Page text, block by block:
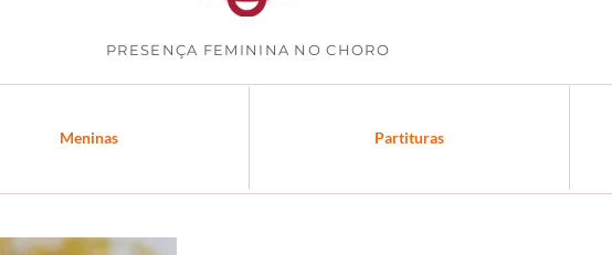
PRESENÇA FEMININA NO CHORO
Meninas Partituras